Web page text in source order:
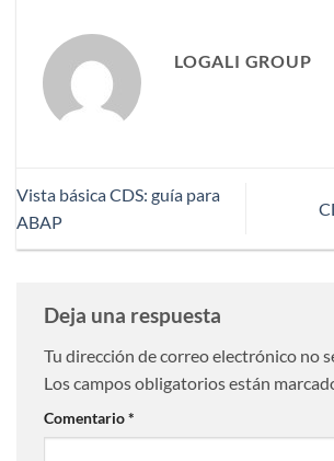
LOGALI GROUP
Vista básica CDS: guía para
ABAP
Deja una respuesta
Tu dirección de correo electrónico no
Los campos obligatorios están
Comentario*